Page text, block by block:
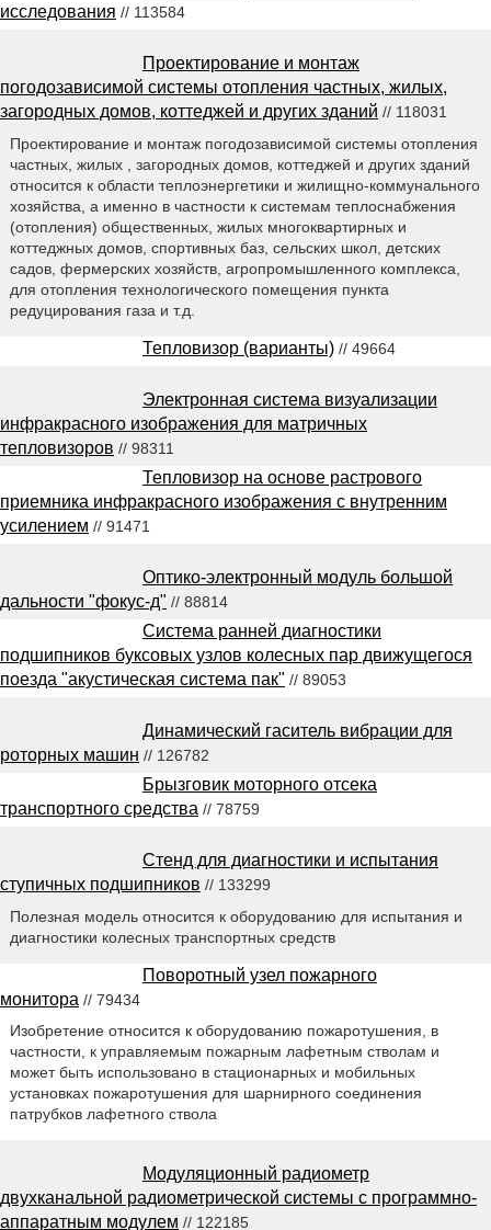
исследования // 113584
Проектирование и монтаж
погодозависимой системы отопления частных, жилых,
загородных домов, коттеджей и других зданий // 118031
Проектирование и монтаж погодозависимой системы отопления
частных, жилых , загородных домов, коттеджей и других зданий
относится к области теплоэнергетики и жилищно-коммунального
хозяйства, а именно в частности к системам теплоснабжения
(отопления) общественных, жилых многоквартирных и
коттеджных домов, спортивных баз, сельских школ, детских
садов, фермерских хозяйств, агропромышленного комплекса,
для отопления технологического помещения пункта
редуцирования газа и т.д.
Тепловизор (варианты) // 49664
Электронная система визуализации
инфракрасного изображения для матричных
тепловизоров // 98311
Тепловизор на основе растрового
приемника инфракрасного изображения с внутренним
усилением // 91471
Оптико-электронный модуль большой
дальности "фокус-д" // 88814
Система ранней диагностики
подшипников буксовых узлов колесных пар движущегося
поезда "акустическая система пак" // 89053
Динамический гаситель вибрации для
роторных машин // 126782
Брызговик моторного отсека
транспортного средства // 78759
Стенд для диагностики и испытания
ступичных подшипников // 133299
Полезная модель относится к оборудованию для испытания и
диагностики колесных транспортных средств
Поворотный узел пожарного
монитора // 79434
Изобретение относится к оборудованию пожаротушения, в
частности, к управляемым пожарным лафетным стволам и
может быть использовано в стационарных и мобильных
установках пожаротушения для шарнирного соединения
патрубков лафетного ствола
Модуляционный радиометр
двухканальной радиометрической системы с программно-
аппаратным модулем // 122185